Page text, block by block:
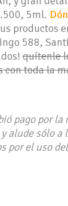
5ml.
productos
588,
quítenle
con toda la
pago por la
alude sólo a
por el uso